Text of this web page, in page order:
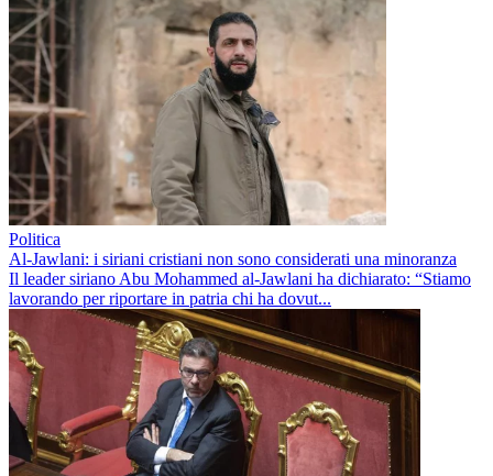
Politica
Al-Jawlani: i siriani cristiani non sono considerati una minoranza
Il leader siriano Abu Mohammed al-Jawlani ha dichiarato: “Stiamo
lavorando per riportare in patria chi ha dovut...